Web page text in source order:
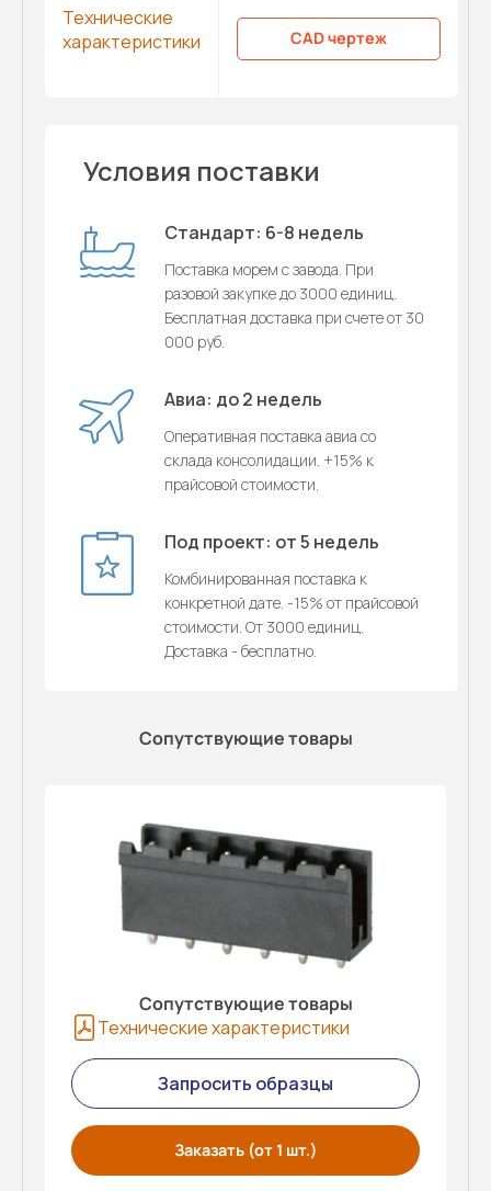
Технические
характеристики
CAD чертеж
Условия поставки
Стандарт: 6-8 недель
Поставка морем с завода. При
разовой закупке до 3000 единиц.
Бесплатная доставка при счете от 30
000 руб.
Авиа: до 2 недель
Оперативная поставка авиа со
склада консолидации. +15% к
прайсовой стоимости.
Под проект: от 5 недель
Комбинированная поставка к
конкретной дате. -15% от прайсовой
стоимости. От 3000 единиц.
Доставка - бесплатно.
Сопутствующие товары
Сопутствующие товары
Технические характеристики
Запросить образцы
Заказать (от 1 шт.)